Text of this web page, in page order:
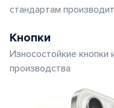
стандартам
Кнопки
Износостойкие кнопки
производства